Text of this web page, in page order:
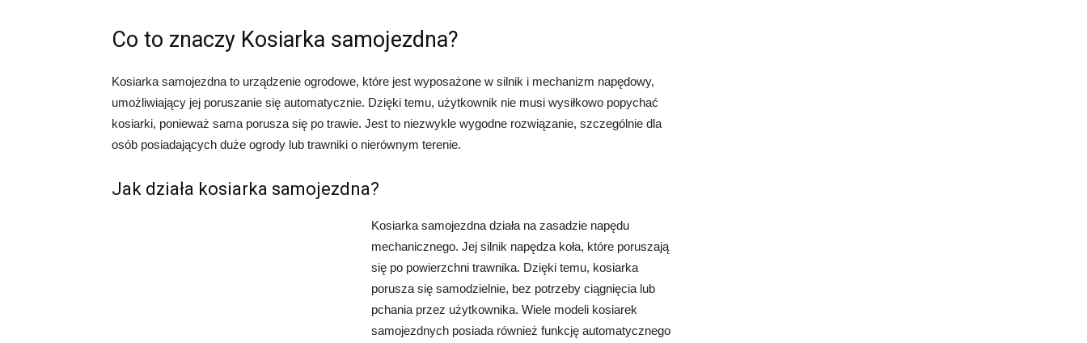
Co to znaczy Kosiarka samojezdna?
Kosiarka samojezdna to urządzenie ogrodowe, które jest wyposażone w silnik i mechanizm napędowy,
umożliwiający jej poruszanie się automatycznie. Dzięki temu, użytkownik nie musi wysiłkowo popychać
kosiarki, ponieważ sama porusza się po trawie. Jest to niezwykle wygodne rozwiązanie, szczególnie dla
osób posiadających duże ogrody lub trawniki o nierównym terenie.
Jak działa kosiarka samojezdna?
Kosiarka samojezdna działa na zasadzie napędu
mechanicznego. Jej silnik napędza koła, które poruszają
się po powierzchni trawnika. Dzięki temu, kosiarka
porusza się samodzielnie, bez potrzeby ciągnięcia lub
pchania przez użytkownika. Wiele modeli kosiarek
samojezdnych posiada również funkcję automatycznego